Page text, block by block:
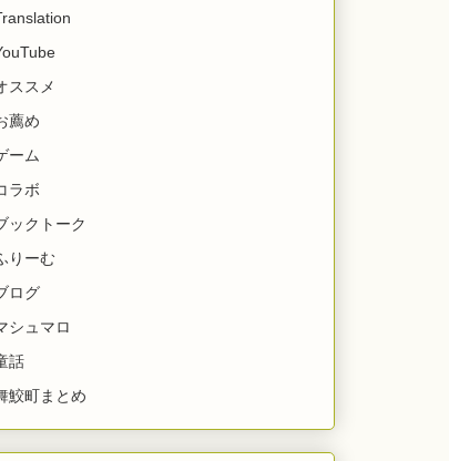
ススメ
薦め
ーム
ラボ
ックトーク
りーむ
ログ
シュマロ
話
鮫町まとめ